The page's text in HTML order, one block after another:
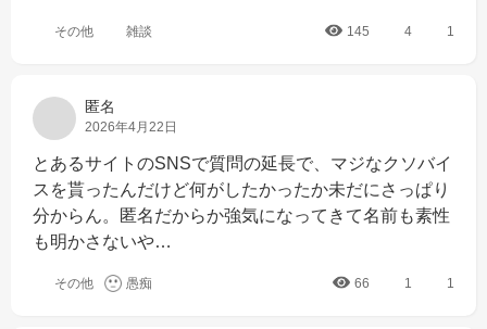
その他 雑談 145 4 1
匿名
2026年4月22日
とあるサイトのSNSで質問の延長で、マジなクソバイ
スを貰ったんだけど何がしたかったか未だにさっぱり
分からん。匿名だからか強気になってきて名前も素性
も明かさないや…
その他 愚痴 66 1 1